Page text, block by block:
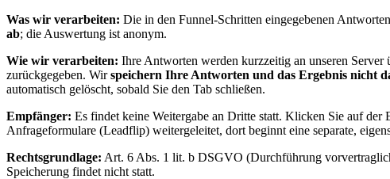
Was wir verarbeiten: Die in den Funnel-Schritten eingegebenen
ab; die Auswertung ist anonym.
Wie wir verarbeiten: Ihre Antworten werden kurzzeitig an unseren
zurückgegeben. Wirspeichern Ihre Antworten und das Ergebnis nicht
automatisch gelöscht, sobald Sie den Tab schließen.
Empfänger: Es findet keine Weitergabe an Dritte statt. Klicken Sie auf
Anfrageformulare (Leadflip) weitergeleitet, dort beginnt eine separate,
Rechtsgrundlage: Art. 6 Abs. 1 lit. b DSGVO (Durchführung
Speicherung findet nicht statt.